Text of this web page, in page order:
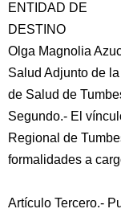
ENTIDAD DE
DESTINO
Olga Magnolia
Salud Adjunto de
de Salud de
Segundo.- El
Regional de
formalidades a
Artículo Tercero.-